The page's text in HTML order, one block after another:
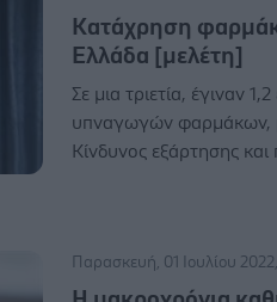
Κατάχρηση
Ελλάδα [μελέτη]
Σε μια τριετία, έγιναν
υπναγωγών φαρμάκων,
Κίνδυνος εξάρτησης
Παρασκευή, 01 Ιουλίου